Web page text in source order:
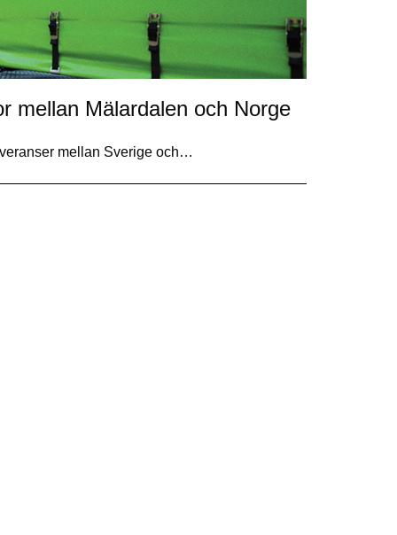
mellan Mälardalen och Norge
mellan Sverige och…